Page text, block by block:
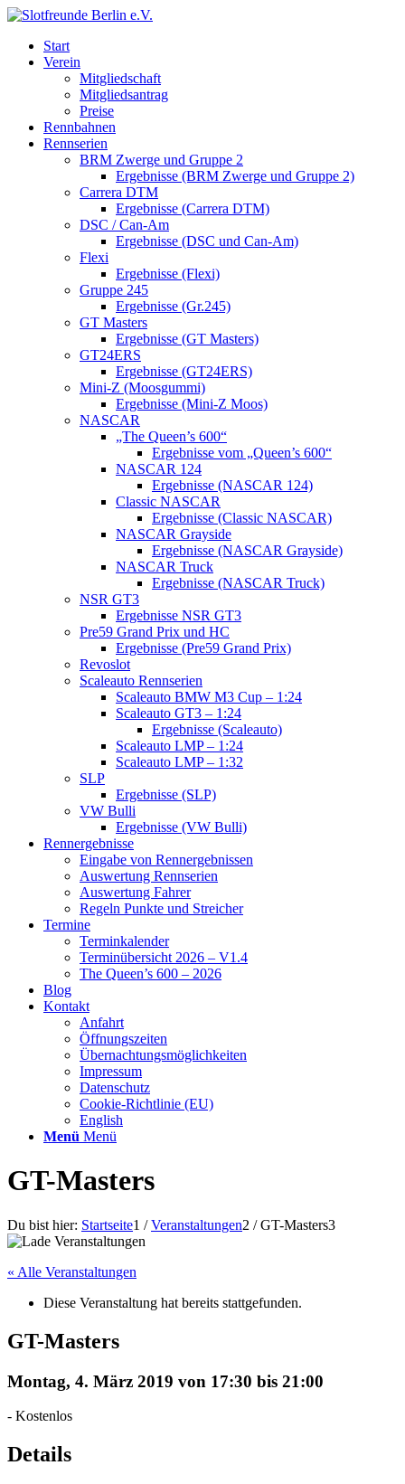
Start
Verein
Mitgliedschaft
Mitgliedsantrag
Preise
Rennbahnen
Rennserien
BRM Zwerge und Gruppe 2
Ergebnisse (BRM Zwerge und Gruppe 2)
Carrera DTM
Ergebnisse (Carrera DTM)
DSC / Can-Am
Ergebnisse (DSC und Can-Am)
Flexi
Ergebnisse (Flexi)
Gruppe 245
Ergebnisse (Gr.245)
GT Masters
Ergebnisse (GT Masters)
GT24ERS
Ergebnisse (GT24ERS)
Mini-Z (Moosgummi)
Ergebnisse (Mini-Z Moos)
NASCAR
„The Queen’s 600“
Ergebnisse vom „Queen’s 600“
NASCAR 124
Ergebnisse (NASCAR 124)
Classic NASCAR
Ergebnisse (Classic NASCAR)
NASCAR Grayside
Ergebnisse (NASCAR Grayside)
NASCAR Truck
Ergebnisse (NASCAR Truck)
NSR GT3
Ergebnisse NSR GT3
Pre59 Grand Prix und HC
Ergebnisse (Pre59 Grand Prix)
Revoslot
Scaleauto Rennserien
Scaleauto BMW M3 Cup – 1:24
Scaleauto GT3 – 1:24
Ergebnisse (Scaleauto)
Scaleauto LMP – 1:24
Scaleauto LMP – 1:32
SLP
Ergebnisse (SLP)
VW Bulli
Ergebnisse (VW Bulli)
Rennergebnisse
Eingabe von Rennergebnissen
Auswertung Rennserien
Auswertung Fahrer
Regeln Punkte und Streicher
Termine
Terminkalender
Terminübersicht 2026 – V1.4
The Queen’s 600 – 2026
Blog
Kontakt
Anfahrt
Öffnungszeiten
Übernachtungsmöglichkeiten
Impressum
Datenschutz
Cookie-Richtlinie (EU)
English
Menü Menü
GT-Masters
Du bist hier: Startseite1 / Veranstaltungen2 / GT-Masters3
« Alle Veranstaltungen
Diese Veranstaltung hat bereits stattgefunden.
GT-Masters
Montag, 4. März 2019 von 17:30 bis 21:00
- Kostenlos
Details